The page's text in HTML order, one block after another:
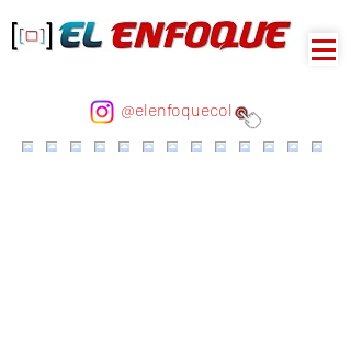
@elenfoquecol